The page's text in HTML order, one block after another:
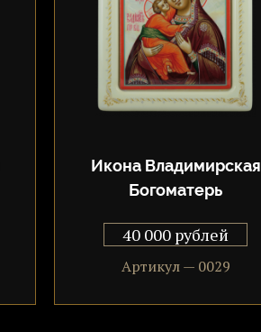
Икона Владимирская
Богоматерь
40 000 рублей
Артикул — 0029